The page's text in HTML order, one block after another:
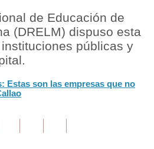
de Educación de
(DRELM) dispuso esta
públicas y
Estas son las empresas que no